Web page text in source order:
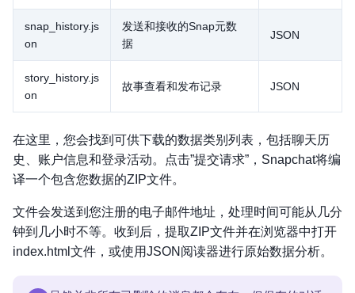
snap_history.js
on
发送和接收的Snap元数
据
JSON
story_history.js
on
故事查看和发布记录 JSON
在这里，您会找到可供下载的数据类别列表，包括聊天历
史、账户信息和登录活动。点击”提交请求”，Snapchat将编
译一个包含您数据的ZIP文件。
文件会发送到您注册的电子邮件地址，处理时间可能从几分
钟到几小时不等。收到后，提取ZIP文件并在浏览器中打开
index.html文件，或使用JSON阅读器进行原始数据分析。